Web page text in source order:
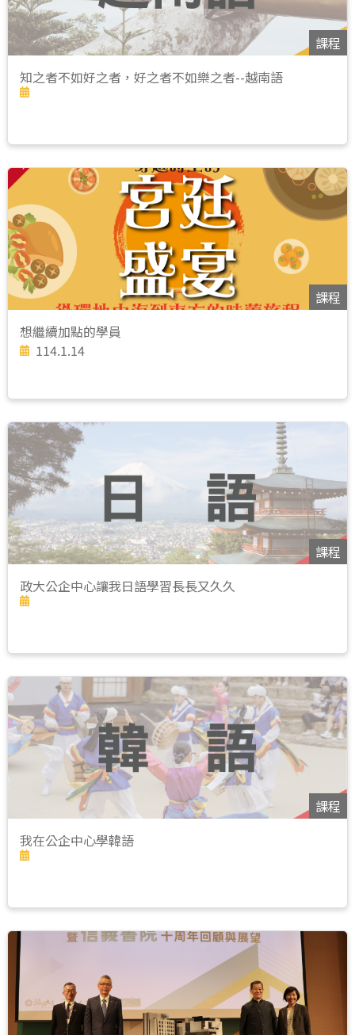
課程
知之者不如好之者，好之者不如樂之者--越南語
課程
想繼續加點的學員
114.1.14
課程
政大公企中心讓我日語學習長長又久久
課程
我在公企中心學韓語